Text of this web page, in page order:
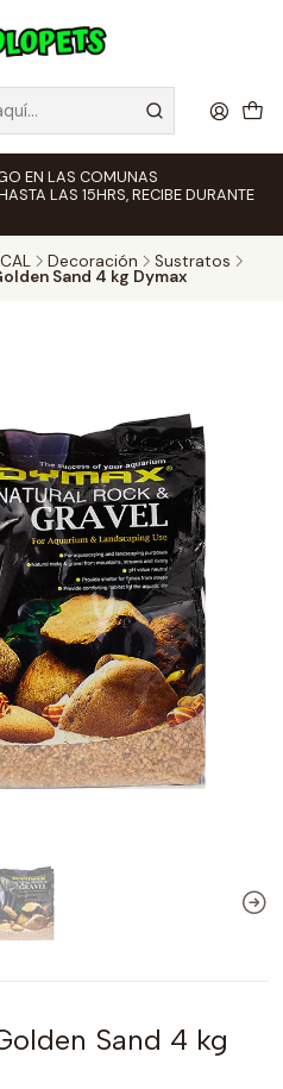
EN LAS COMUNAS
LAS 15HRS, RECIBE DURANTE
Decoración Sustratos
Sand 4 kg Dymax
Sand 4 kg